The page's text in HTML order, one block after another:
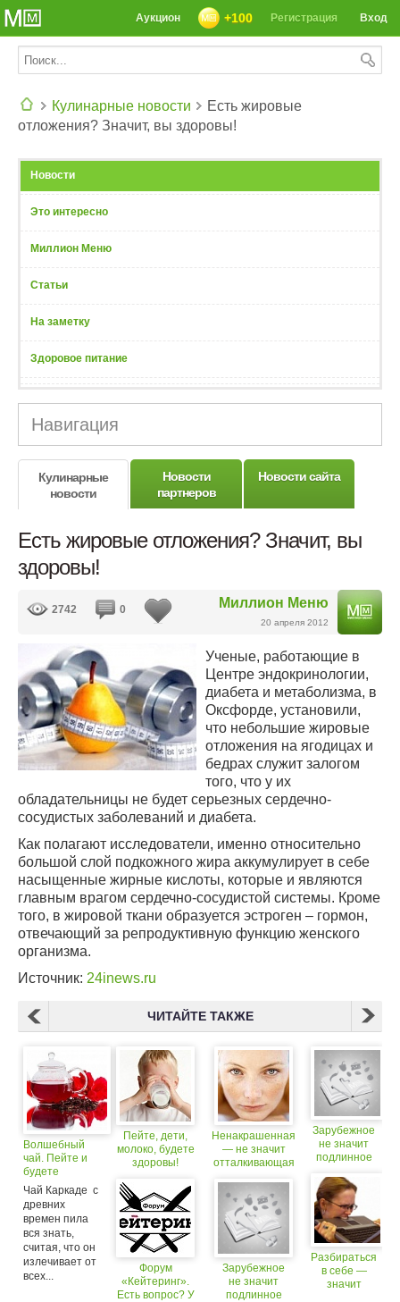
Вход
Регистрация
+100
Аукцион
Кулинарные новости
Есть жировые
отложения? Значит, вы здоровы!
Новости
Это интересно
Миллион Меню
Статьи
На заметку
Здоровое питание
Навигация
Кулинарные
новости
Новости
партнеров
Новости сайта
Есть жировые отложения? Значит, вы
здоровы!
Миллион Меню
20 апреля 2012
2742 0
Ученые, работающие в
Центре эндокринологии,
диабета и метаболизма, в
Оксфорде, установили,
что небольшие жировые
отложения на ягодицах и
бедрах служит залогом
того, что у их
обладательницы не будет серьезных сердечно-
сосудистых заболеваний и диабета.
Как полагают исследователи, именно относительно
большой слой подкожного жира аккумулирует в себе
насыщенные жирные кислоты, которые и являются
главным врагом сердечно-сосудистой системы. Кроме
того, в жировой ткани образуется эстроген – гормон,
отвечающий за репродуктивную функцию женского
организма.
Источник: 24inews.ru
ЧИТАЙТЕ ТАКЖЕ
Волшебный
чай. Пейте и
будете
здоровы!
Чай Каркаде с
древних
времен пила
вся знать,
считая, что он
излечивает от
всех...
Пейте, дети,
молоко, будете
здоровы!
Форум
«Кейтеринг».
Есть вопрос? У
Ненакрашенная
— не значит
отталкивающая
Зарубежное
не значит
подлинное
Зарубежное
не значит
подлинное
Разбираться
в себе —
значит